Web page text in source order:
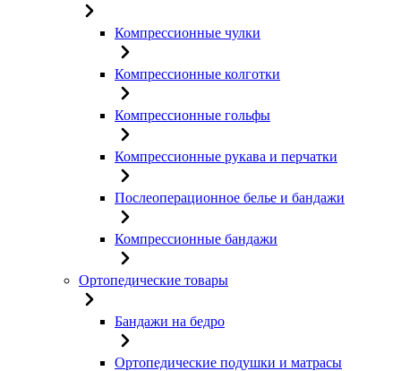
Компрессионные чулки
Компрессионные колготки
Компрессионные гольфы
Компрессионные рукава и перчатки
Послеоперационное белье и бандажи
Компрессионные бандажи
Ортопедические товары
Бандажи на бедро
Ортопедические подушки и матрасы